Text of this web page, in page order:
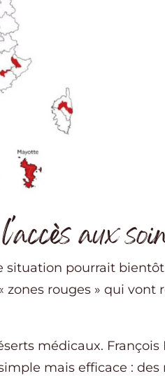
aux
pourrait bientôt
rouges » qui vont
médicaux. François
mais efficace : des